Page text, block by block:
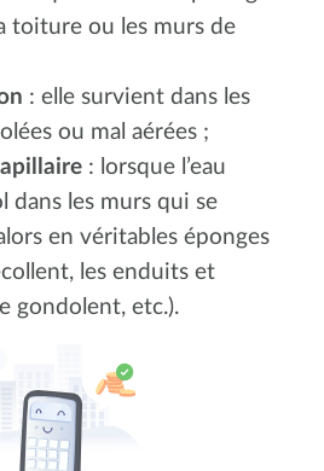
toiture ou les murs de
: elle survient dans les
ou mal aérées ;
: lorsque l’eau
dans les murs qui se
en véritables éponges
les enduits et
gondolent, etc.).